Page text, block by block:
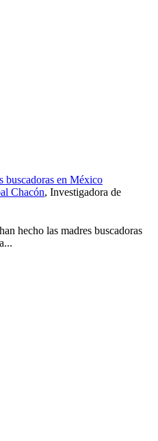
buscadoras en México
Chacón, Investigadora de
hecho las madres buscadoras